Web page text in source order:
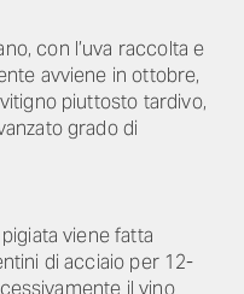
con l’uva raccolta e
avviene in ottobre,
piuttosto tardivo,
grado di
viene fatta
di acciaio per 12-
il vino